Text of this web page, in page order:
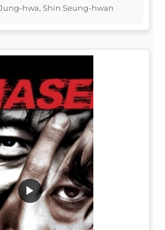
hwa, Shin Seung-hwan
▶